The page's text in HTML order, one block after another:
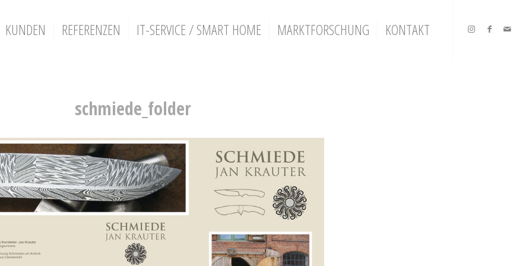
KUNDEN REFERENZEN IT-SERVICE / SMART HOME MARKTFORSCHUNG KONTAKT
schmiede_folder